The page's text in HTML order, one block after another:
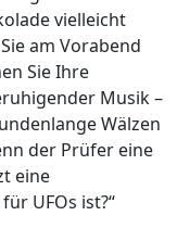
vielleicht
am Vorabend
Sie Ihre
Musik –
Wälzen
der Prüfer eine
eine
UFOs ist?“